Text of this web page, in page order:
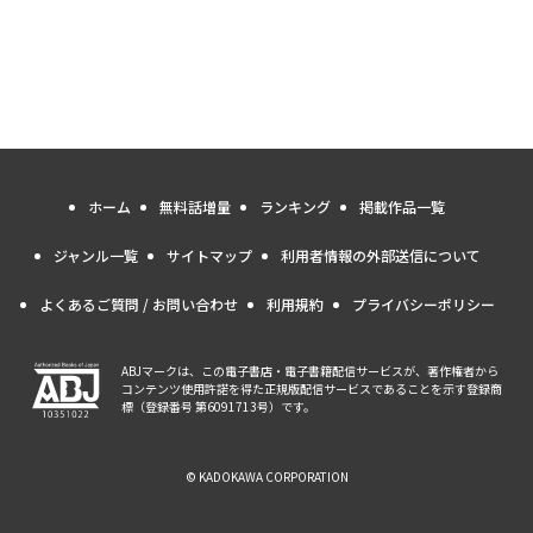
ホーム 無料話増量 ランキング 掲載作品一覧
ジャンル一覧 サイトマップ 利用者情報の外部送信について
よくあるご質問 / お問い合わせ 利用規約 プライバシーポリシー
ABJマークは、この電子書店・電子書籍配信サービスが、著作権者から
コンテンツ使用許諾を得た正規版配信サービスであることを示す登録商
標（登録番号 第6091713号）です。
© KADOKAWA CORPORATION